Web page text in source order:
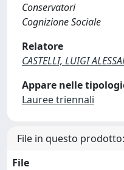
Conservatori
Cognizione Sociale
Relatore
CASTELLI, LUIGI
Appare nelle
Lauree triennali
File in questo prodotto:
File